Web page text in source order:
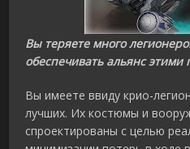
Вы теряете много
обеспечивать альянс
Вы имеете ввиду крио-
лучших. Их костюмы и
спроектированы с целью